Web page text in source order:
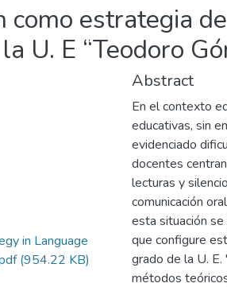
como estrategia
U. E “Teodoro
in Language
(954.22 KB)
Abstract
En el contexto
educativas, sin
evidenciado
docentes
lecturas y
comunicación
esta situación
que configure
grado de la U.
métodos